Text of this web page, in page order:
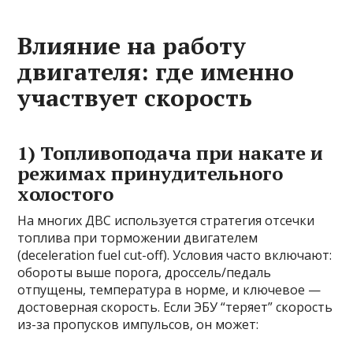
Влияние на работу
двигателя: где именно
участвует скорость
1) Топливоподача при накате и
режимах принудительного
холостого
На многих ДВС используется стратегия отсечки
топлива при торможении двигателем
(deceleration fuel cut-off). Условия часто включают:
обороты выше порога, дроссель/педаль
отпущены, температура в норме, и ключевое —
достоверная скорость. Если ЭБУ “теряет” скорость
из-за пропусков импульсов, он может: